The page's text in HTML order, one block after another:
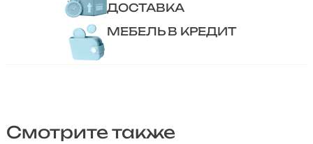
ДОСТАВКА
МЕБЕЛЬ В КРЕДИТ
Смотрите также